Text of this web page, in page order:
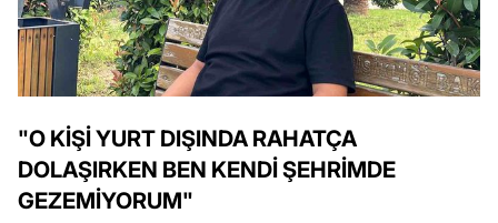
"O KİŞİ YURT DIŞINDA RAHATÇA
DOLAŞIRKEN BEN KENDİ ŞEHRİMDE
GEZEMİYORUM"